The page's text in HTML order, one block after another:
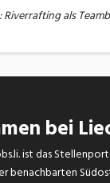
Riverrafting als
bei
ist das
benachbarten